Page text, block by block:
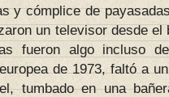
y cómplice de
un televisor desde el
fueron algo incluso
de 1973, faltó a
tumbado en una